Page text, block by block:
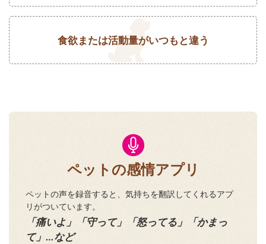
食欲または活動量がいつもと違う
ペットの感情アプリ
ペットの声を録音すると、気持ちを翻訳してくれるアプ
リがついています。
「痛いよ」「守って」「怒ってる」「かまっ
て」…など